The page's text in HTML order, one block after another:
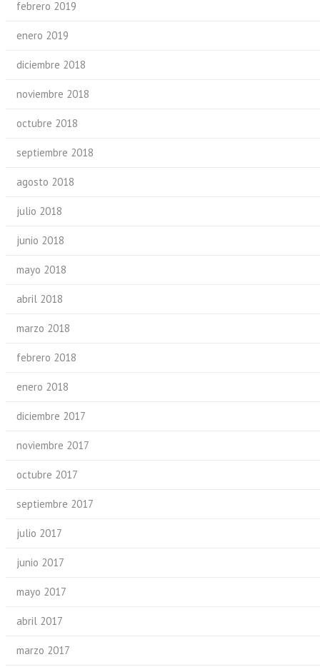
febrero 2019
enero 2019
diciembre 2018
noviembre 2018
octubre 2018
septiembre 2018
agosto 2018
julio 2018
junio 2018
mayo 2018
abril 2018
marzo 2018
febrero 2018
enero 2018
diciembre 2017
noviembre 2017
octubre 2017
septiembre 2017
julio 2017
junio 2017
mayo 2017
abril 2017
marzo 2017